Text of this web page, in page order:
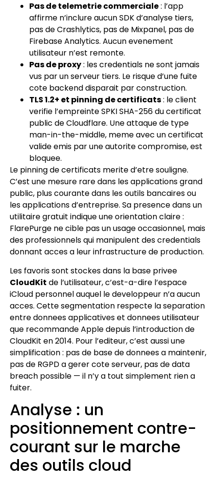
Pas de telemetrie commerciale: l’app
affirme n’inclure aucun SDK d’analyse tiers,
pas de Crashlytics, pas de Mixpanel, pas de
Firebase Analytics. Aucun evenement
utilisateur n’est remonte.
Pas de proxy: les credentials ne sont jamais
vus par un serveur tiers. Le risque d’une fuite
cote backend disparait par construction.
TLS 1.2+ et pinning de certificats: le client
verifie l’empreinte SPKI SHA-256 du certificat
public de Cloudflare. Une attaque de type
man-in-the-middle, meme avec un certificat
valide emis par une autorite compromise, est
bloquee.
Le pinning de certificats merite d’etre souligne.
C’est une mesure rare dans les applications grand
public, plus courante dans les outils bancaires ou
les applications d’entreprise. Sa presence dans un
utilitaire gratuit indique une orientation claire :
FlarePurge ne cible pas un usage occasionnel, mais
des professionnels qui manipulent des credentials
donnant acces a leur infrastructure de production.
Les favoris sont stockes dans la base privee
CloudKit de l’utilisateur, c’est-a-dire l’espace
iCloud personnel auquel le developpeur n’a aucun
acces. Cette segmentation respecte la separation
entre donnees applicatives et donnees utilisateur
que recommande Apple depuis l’introduction de
CloudKit en 2014. Pour l’editeur, c’est aussi une
simplification : pas de base de donnees a maintenir,
pas de RGPD a gerer cote serveur, pas de data
breach possible — il n’y a tout simplement rien a
fuiter.
Analyse : un
positionnement contre-
courant sur le marche
des outils cloud